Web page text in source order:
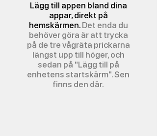
Lägg till appen bland dina
appar, direkt på
hemskärmen.Det enda du
behöver göra är att trycka
på de tre vågräta prickarna
längst upp till höger, och
sedan på "Lägg till på
enhetens startskärm". Sen
finns den där.